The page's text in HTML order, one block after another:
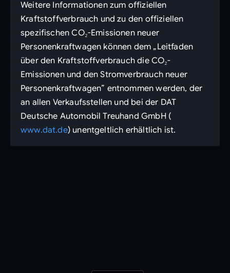
Weitere Informationen zum offiziellen
Kraftstoffverbrauch und zu den offiziellen
spezifischen CO₂-Emissionen neuer
Personenkraftwagen können dem „Leitfaden
über den Kraftstoffverbrauch die CO₂-
Emissionen und den Stromverbrauch neuer
Personenkraftwagen” entnommen werden, der
an allen Verkaufsstellen und bei der DAT
Deutsche Automobil Treuhand GmbH (
www.dat.de) unentgeltlich erhältlich ist.